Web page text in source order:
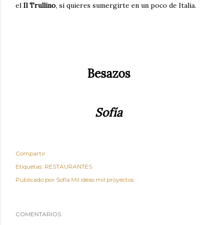
el Il Trullino, si quieres sumergirte en un poco de Italia.
Besazos
Sofía
Compartir
Etiquetas: RESTAURANTES
Publicado por Sofía Mil ideas mil proyectos
COMENTARIOS